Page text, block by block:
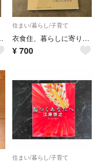
マルに暮らす
住まい/暮らし/子育て
衣食住、暮らしに寄り添うもの選び
¥ 700
住まい/暮らし/子育て